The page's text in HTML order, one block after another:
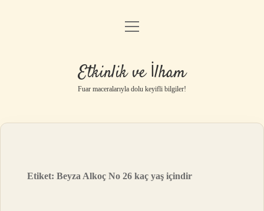
Anasayfa
Gizlilik Politikası
Yasal Uyarı
menüyü
Etkinlik ve İlham
Fuar maceralarıyla dolu keyifli bilgiler!
Etiket:Beyza Alkoç No 26 kaç yaş içindir